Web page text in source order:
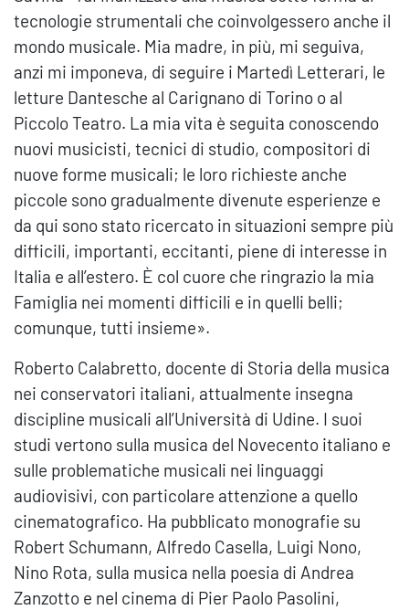
tecnologie strumentali che coinvolgessero anche il
mondo musicale. Mia madre, in più, mi seguiva,
anzi mi imponeva, di seguire i Martedì Letterari, le
letture Dantesche al Carignano di Torino o al
Piccolo Teatro. La mia vita è seguita conoscendo
nuovi musicisti, tecnici di studio, compositori di
nuove forme musicali; le loro richieste anche
piccole sono gradualmente divenute esperienze e
da qui sono stato ricercato in situazioni sempre più
difficili, importanti, eccitanti, piene di interesse in
Italia e all’estero. È col cuore che ringrazio la mia
Famiglia nei momenti difficili e in quelli belli;
comunque, tutti insieme».
Roberto Calabretto, docente di Storia della musica
nei conservatori italiani, attualmente insegna
discipline musicali all’Università di Udine. I suoi
studi vertono sulla musica del Novecento italiano e
sulle problematiche musicali nei linguaggi
audiovisivi, con particolare attenzione a quello
cinematografico. Ha pubblicato monografie su
Robert Schumann, Alfredo Casella, Luigi Nono,
Nino Rota, sulla musica nella poesia di Andrea
Zanzotto e nel cinema di Pier Paolo Pasolini,